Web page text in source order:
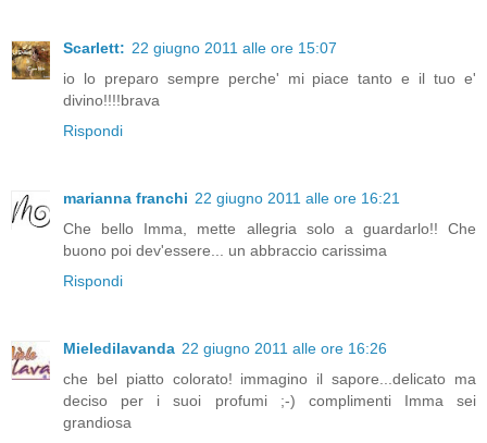
Scarlett: 22 giugno 2011 alle ore 15:07
io lo preparo sempre perche' mi piace tanto e il tuo e'
divino!!!!brava
Rispondi
marianna franchi 22 giugno 2011 alle ore 16:21
Che bello Imma, mette allegria solo a guardarlo!! Che
buono poi dev'essere... un abbraccio carissima
Rispondi
Mieledilavanda 22 giugno 2011 alle ore 16:26
che bel piatto colorato! immagino il sapore...delicato ma
deciso per i suoi profumi ;-) complimenti Imma sei
grandiosa